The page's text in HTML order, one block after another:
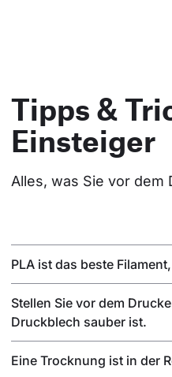
Tipps &
Einsteiger
Alles, was Sie vor
PLA ist das beste
Stellen Sie vor dem
Druckblech sauber ist.
Eine Trocknung ist in der